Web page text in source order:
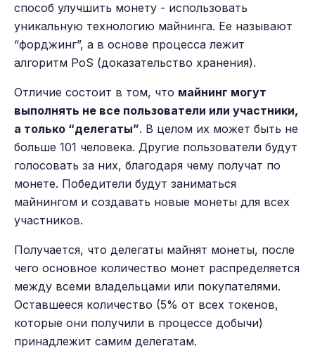
способ улучшить монету - использовать
уникальную технологию майнинга. Ее называют
“форджинг”, а в основе процесса лежит
алгоритм PoS (доказательство хранения).
Отличие состоит в том, что майнинг могут
выполнять не все пользователи или участники,
а только “делегаты”. В целом их может быть не
больше 101 человека. Другие пользователи будут
голосовать за них, благодаря чему получат по
монете. Победители будут заниматься
майнингом и создавать новые монеты для всех
участников.
Получается, что делегаты майнят монеты, после
чего основное количество монет распределяется
между всеми владельцами или покупателями.
Оставшееся количество (5% от всех токенов,
которые они получили в процессе добычи)
принадлежит самим делегатам.